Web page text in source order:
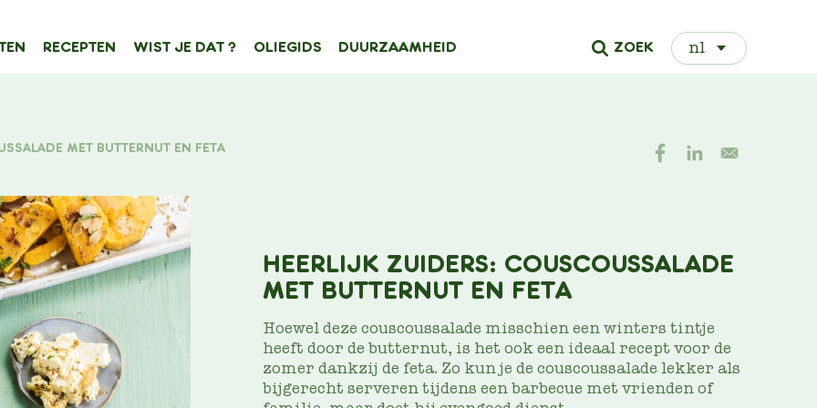
RECEPTEN WIST JE DAT ? OLIEGIDS DUURZAAMHEID
Select
your
ZOEK
MET BUTTERNUT EN FETA
HEERLIJK ZUIDERS: COUSCOUSSALADE
MET BUTTERNUT EN FETA
Hoewel deze couscoussalade misschien een winters tintje
heeft door de butternut, is het ook een ideaal recept voor de
zomer dankzij de feta. Zo kun je de couscoussalade lekker als
bijgerecht serveren tijdens een barbecue met vrienden of